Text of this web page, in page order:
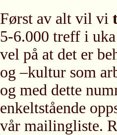
Først av alt vil vi
5-6.000 treff i
vel på at det er
og –kultur som
og med dette
enkeltstående
vår mailingliste.